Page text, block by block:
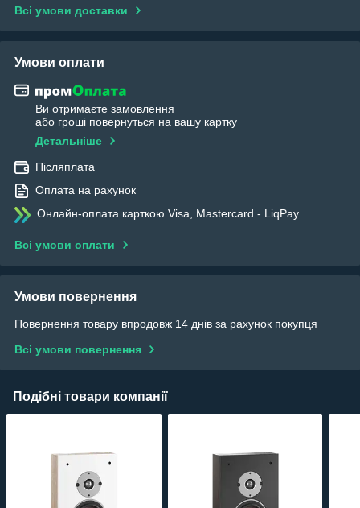
Всі умови доставки
Умови оплати
Ви отримаєте замовлення
або гроші повернуться на вашу картку
Детальніше
Післяплата
Оплата на рахунок
Онлайн-оплата карткою Visa, Mastercard - LiqPay
Всі умови оплати
Умови повернення
Повернення товару впродовж 14 днів за рахунок покупця
Всі умови повернення
Подібні товари компанії